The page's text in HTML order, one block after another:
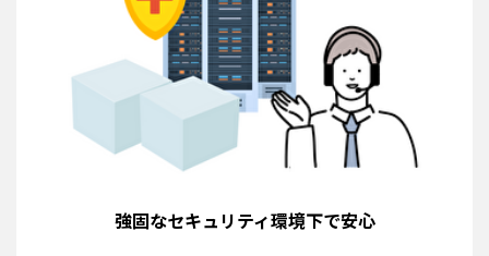
強固なセキュリティ環境下で安心